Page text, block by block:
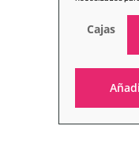
Cajas